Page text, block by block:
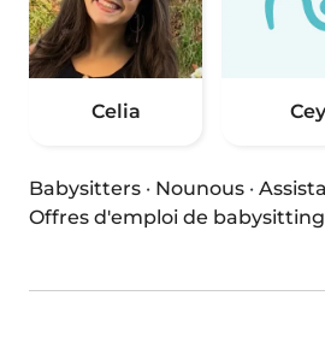
Celia Cey
Babysitters · Nounous ·
Offres d'emploi de babysitting